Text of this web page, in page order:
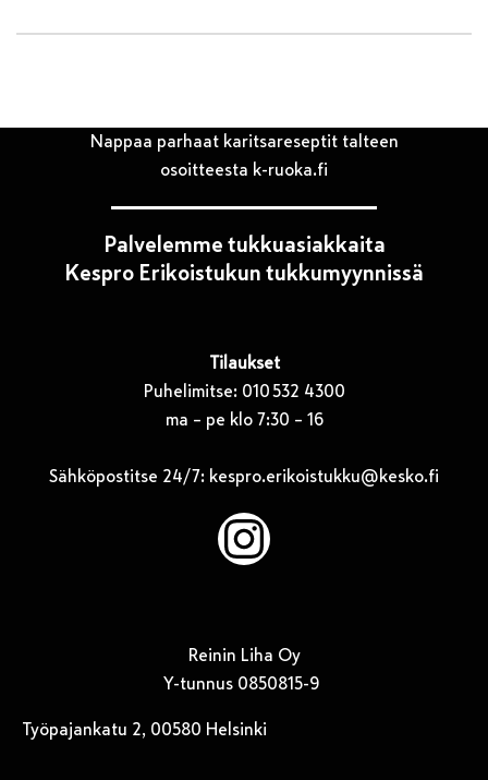
Nappaa parhaat karitsareseptit talteen
osoitteesta k-ruoka.fi
Palvelemme tukkuasiakkaita
Kespro Erikoistukun tukkumyynnissä
Tilaukset
Puhelimitse: 010 532 4300
ma – pe klo 7:30 – 16
Sähköpostitse 24/7: kespro.erikoistukku@kesko.fi
Instagram
Reinin Liha Oy
Y-tunnus 0850815-9
Työpajankatu 2, 00580 Helsinki